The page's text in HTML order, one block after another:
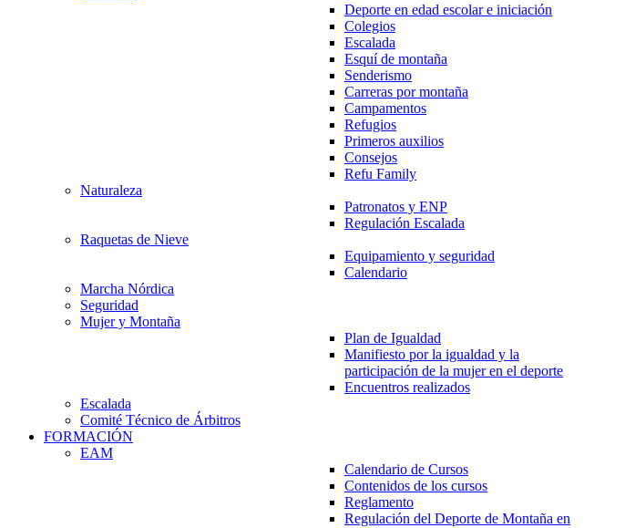
Deporte en edad escolar e iniciación
Colegios
Escalada
Esquí de montaña
Senderismo
Carreras por montaña
Campamentos
Refugios
Primeros auxilios
Consejos
Refu Family
Naturaleza
Patronatos y ENP
Regulación Escalada
Raquetas de Nieve
Equipamiento y seguridad
Calendario
Marcha Nórdica
Seguridad
Mujer y Montaña
Plan de Igualdad
Manifiesto por la igualdad y la
participación de la mujer en el deporte
Encuentros realizados
Escalada
Comité Técnico de Árbitros
FORMACIÓN
EAM
Calendario de Cursos
Contenidos de los cursos
Reglamento
Regulación del Deporte de Montaña en